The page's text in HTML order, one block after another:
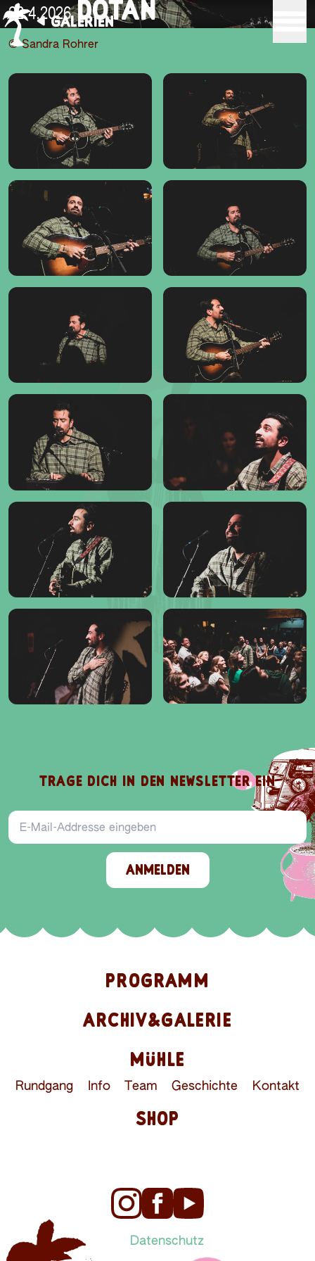
GALERIEN
22.4.2026 DOTAN
© Sandra Rohrer
TRAGE DICH IN DEN NEWSLETTER EIN
E-Mail-Addresse
ANMELDEN
PROGRAMM
ARCHIV&GALERIE
MÜHLE
Rundgang Info Team Geschichte Kontakt
SHOP
Datenschutz